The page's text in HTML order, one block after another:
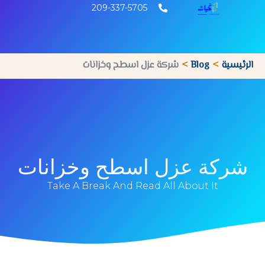
209-337-5705
الرئيسية Blog شركة عزل اسطح وخزانات
شركة عزل اسطح وخزانات
Take A Break And Read All About It